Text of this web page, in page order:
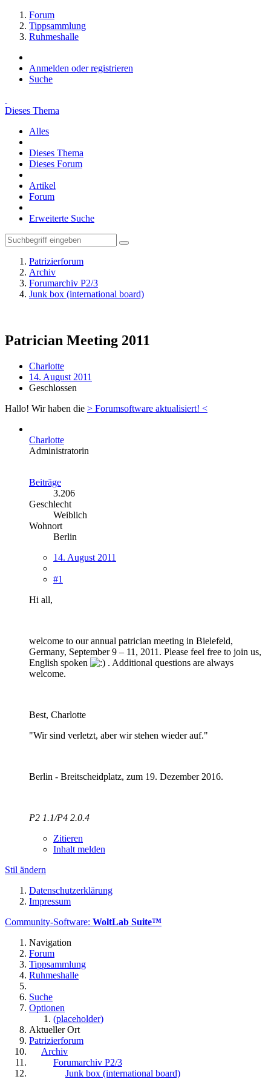
Forum
Tippsammlung
Ruhmeshalle
Anmelden oder registrieren
Suche
Dieses Thema
Alles
Dieses Thema
Dieses Forum
Artikel
Forum
Erweiterte Suche
Patrizierforum
Archiv
Forumarchiv P2/3
Junk box (international board)
Patrician Meeting 2011
Charlotte
14. August 2011
Geschlossen
Hallo! Wir haben die > Forumsoftware aktualisiert! <
Charlotte
Administratorin
Beiträge
3.206
Geschlecht
Weiblich
Wohnort
Berlin
14. August 2011
#1
Hi all,
welcome to our annual patrician meeting in Bielefeld,
Germany, September 9 – 11, 2011. Please feel free to join us,
English spoken
. Additional questions are always
welcome.
Best, Charlotte
"Wir sind verletzt, aber wir stehen wieder auf."
Berlin - Breitscheidplatz, zum 19. Dezember 2016.
P2 1.1/P4 2.0.4
Zitieren
Inhalt melden
Stil ändern
Datenschutzerklärung
Impressum
Community-Software: WoltLab Suite™
Navigation
Forum
Tippsammlung
Ruhmeshalle
Suche
Optionen
(placeholder)
Aktueller Ort
Patrizierforum
Archiv
Forumarchiv P2/3
Junk box (international board)